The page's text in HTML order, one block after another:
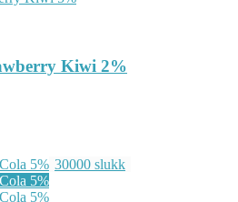
Kiwi 2%
30000 slukk